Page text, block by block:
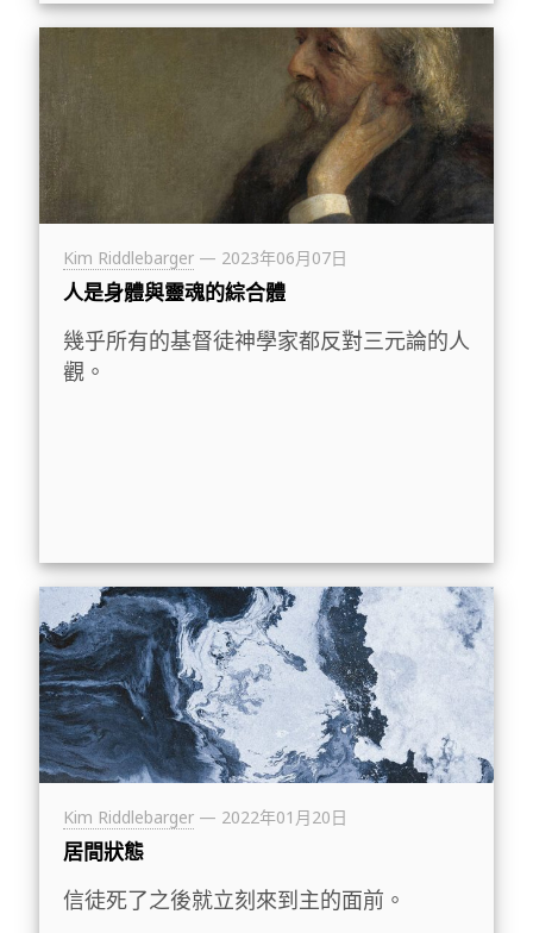
Kim Riddlebarger — 2023年06月07日
人是身體與靈魂的綜合體
幾乎所有的基督徒神學家都反對三元論的人
觀。
Kim Riddlebarger — 2022年01月20日
居間狀態
信徒死了之後就立刻來到主的面前。